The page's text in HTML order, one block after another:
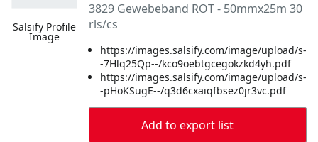
Salsify Profile
Image
3829 Gewebeband ROT - 50mmx25m 30
rls/cs
https://images.salsify.com/image/upload/s-
-7Hlq25Qp--/kco9oebtgcegokzkd4yh.pdf
https://images.salsify.com/image/upload/s-
-pHoKSugE--/q3d6cxaiqfbsez0jr3vc.pdf
Add to export list